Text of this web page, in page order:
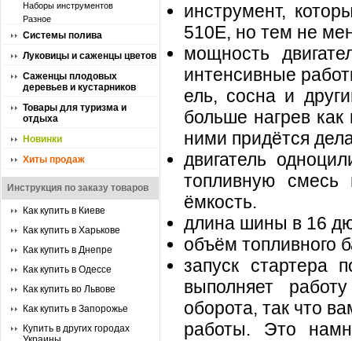
Наборы инструментов
Разное
Системы полива
Луковицы и саженцы цветов
Саженцы плодовых
деревьев и кустарников
Товары для туризма и
отдыха
Новинки
Хиты продаж
Инструкция по заказу товаров
Как купить в Киеве
Как купить в Харькове
Как купить в Днепре
Как купить в Одессе
Как купить во Львове
Как купить в Запорожье
Купить в других городах
инструмент,
510E, но тем не
мощность
интенсивные
ель, сосна и
больше нагрев как
ними придётся
двигатель
топливную смесь
ёмкость.
длина шины в 16
объём топливного
запуск стартера
выполняет
оборота, так что
работы. Это